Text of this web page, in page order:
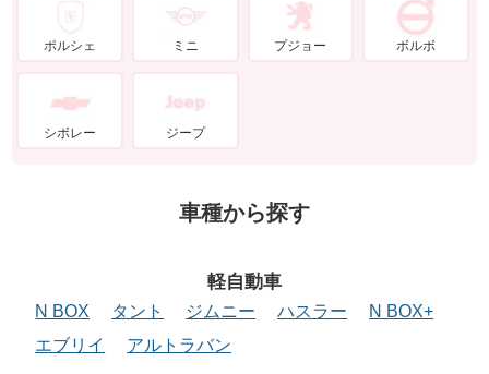
ポルシェ ミニ プジョー ボルボ
シボレー ジープ
車種から探す
軽自動車
N BOX タント ジムニー ハスラー
N BOX+
エブリイ
アルトラバン